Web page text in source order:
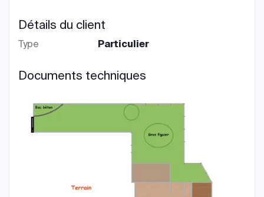
Détails du client
Type Particulier
Documents techniques